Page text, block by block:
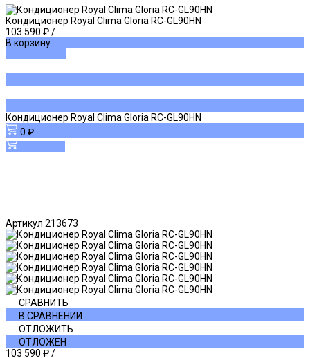
Кондиционер Royal Clima Gloria RC-GL90HN
103 590 ₽/
В корзину
Кондиционер Royal Clima Gloria RC-GL90HN
0 ₽
Артикул 213673
СРАВНИТЬ
В СРАВНЕНИИ
ОТЛОЖИТЬ
ОТЛОЖЕН
103 590 ₽/